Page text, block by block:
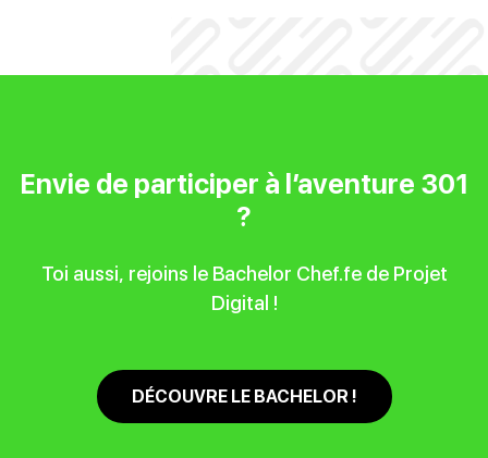
Envie de participer à l’aventure 301
?
Toi aussi, rejoins le Bachelor Chef.fe de Projet
Digital !
DÉCOUVRE LE BACHELOR !